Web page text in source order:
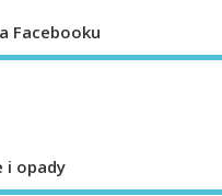
Facebooku
i opady